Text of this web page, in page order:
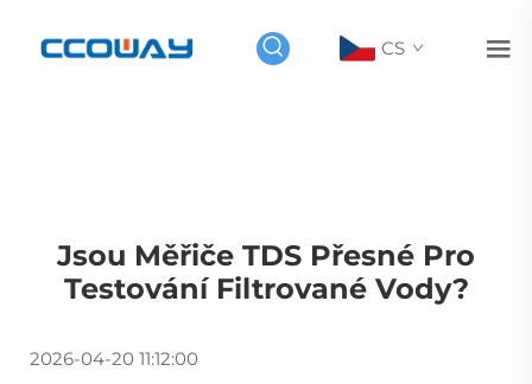
CS
Jsou Měřiče TDS Přesné Pro
Testování Filtrované Vody?
2026-04-20 11:12:00